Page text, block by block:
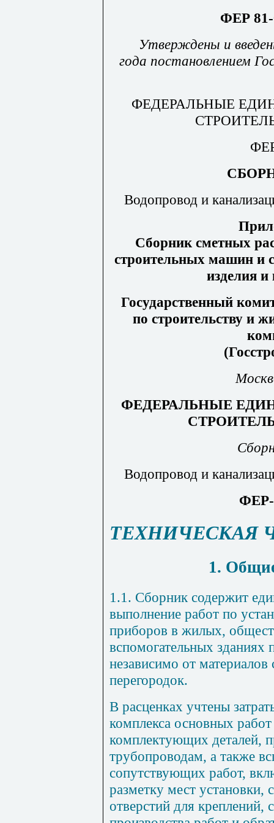
ФЕР 81-
Утверждены и
года постановлением
ФЕДЕРАЛЬНЫЕ
Водопровод и
Сборник сметных
строительных машин и
изделия и
Государственный
по строительству и
ФЕДЕРАЛЬНЫЕ
Водопровод и
ФЕР-
ТЕХНИЧЕСКАЯ
1.
1.1. Сборник содержит
выполнение работ по
приборов в жилых,
вспомогательных
независимо от
перегородок.
В расценках учтены
комплекса основных
комплектующих деталей,
трубопроводам, а также
сопутствующих работ,
разметку мест установки,
отверстий для креплений,